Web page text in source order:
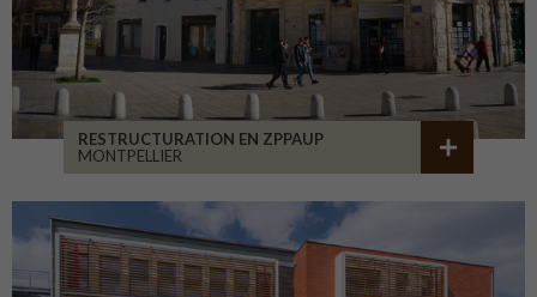
RESTRUCTURATION EN ZPPAUP
MONTPELLIER